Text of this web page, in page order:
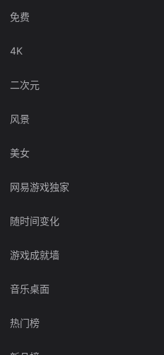
免费
4K
二次元
风景
美女
网易游戏独家
随时间变化
游戏成就墙
音乐桌面
热门榜